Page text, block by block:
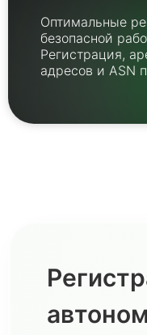
Оптимальные
безопасной
Регистрация,
адресов и ASN